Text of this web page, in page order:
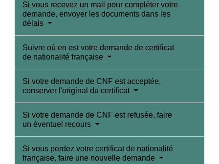
Si vous recevez un mail pour compléter votre
demande, envoyer les documents dans les
délais
Suivre où en est votre demande de certificat
de nationalité française
Si votre demande de CNF est acceptée,
conserver l'original du certificat
Si votre demande de CNF est refusée, faire
un éventuel recours
Si vous perdez votre certificat de nationalité
française, faire une nouvelle demande